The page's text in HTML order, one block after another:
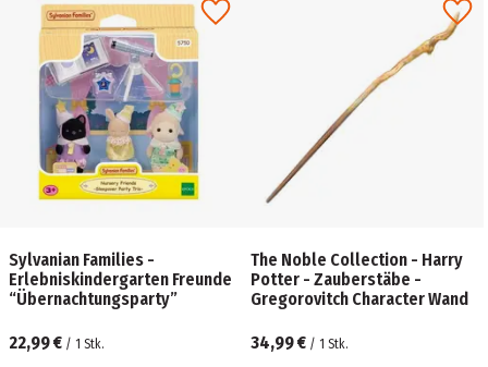
Sylvanian Families -
Erlebniskindergarten Freunde
“Übernachtungsparty”
22,99 € / 1 Stk.
The Noble Collection - Harry
Potter - Zauberstäbe -
Gregorovitch Character Wand
34,99 € / 1 Stk.